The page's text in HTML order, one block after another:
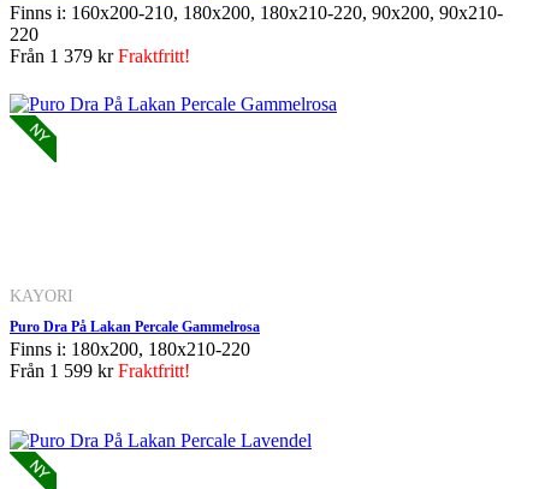
Finns i: 160x200-210, 180x200, 180x210-220, 90x200, 90x210-
220
Från 1 379 krFraktfritt!
KAYORI
Puro Dra På Lakan Percale Gammelrosa
Finns i: 180x200, 180x210-220
Från 1 599 krFraktfritt!